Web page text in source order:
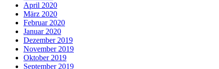
April 2020
März 2020
Februar 2020
Januar 2020
Dezember 2019
November 2019
Oktober 2019
September 2019